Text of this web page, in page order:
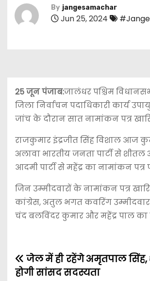
By jangesamachar
Jun 25, 2024
25 जून पंजाब:जालंधर पश्चिम
जिला निर्वाचन पदाधिकारी कार्य
जांच के दौरान सात नामांकन पत्र
राजकुमार इंद्रजीत सिंह विशाल
अलावा भारतीय जनता पार्टी से
आदमी पार्टी से महेंद्र का नामांकन पत्र
जिन उम्मीदवारों के नामांकन पत्र
कांग्रेस, अतुल भगत कवरिंग
चंद बलविंदर कुमार और महेंद्र पाल का
जेल में ही रहेंगे अमृतपाल सिंह,
होगी सांसद सदस्यता